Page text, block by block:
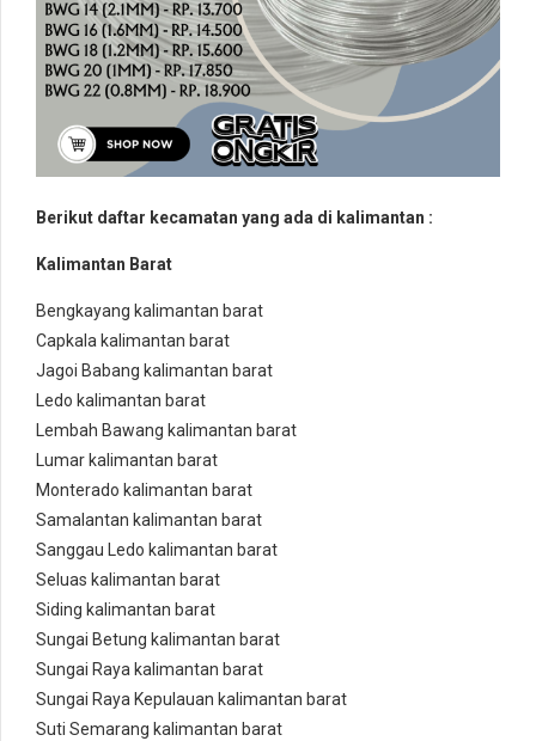
Berikut daftar kecamatan yang ada di kalimantan :
Kalimantan Barat
Bengkayang kalimantan barat
Capkala kalimantan barat
Jagoi Babang kalimantan barat
Ledo kalimantan barat
Lembah Bawang kalimantan barat
Lumar kalimantan barat
Monterado kalimantan barat
Samalantan kalimantan barat
Sanggau Ledo kalimantan barat
Seluas kalimantan barat
Siding kalimantan barat
Sungai Betung kalimantan barat
Sungai Raya kalimantan barat
Sungai Raya Kepulauan kalimantan barat
Suti Semarang kalimantan barat